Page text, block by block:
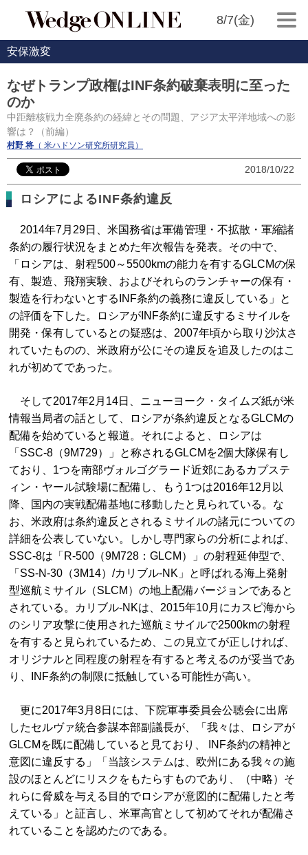
8/7(金)
安保激変
なぜトランプ政権はINF条約破棄表明に至った
のか
中距離核戦力全廃条約の経緯とその問題、アジア太平洋地域への影
響は？（前編）
村野 将 （ 米ハドソン研究所研究員）
2018/10/22
ロシアによるINF条約違反
2014年7月29日、米国務省は軍備管理・不拡散・軍縮諸
条約の履行状況をまとめた年次報告を発表。その中で、
「ロシアは、射程500～5500kmの能力を有するGLCMの保
有、製造、飛翔実験、およびそれらのランチャーの保有・
製造を行わないとするINF条約の義務に違反している」と
の評価を下した。ロシアがINF条約に違反するミサイルを
開発・保有しているとの疑惑は、2007年頃から取り沙汰さ
れていたものの、米政府が公にその違反を追及したのはこ
れが初めてであった。
そして2017年2月14日、ニューヨーク・タイムズ紙が米
情報当局者の話として、ロシアが条約違反となるGLCMの
配備を始めていると報道。それによると、ロシアは
「SSC-8（9M729）」と称されるGLCMを2個大隊保有し
ており、1つを南部ヴォルゴグラード近郊にあるカプステ
ィン・ヤール試験場に配備し、もう1つは2016年12月以
降、国内の実戦配備基地に移動したと見られている。な
お、米政府は条約違反とされるミサイルの諸元についての
詳細を公表していない。しかし専門家らの分析によれば、
SSC-8は「R-500（9M728：GLCM）」の射程延伸型で、
「SS-N-30（3M14）/カリブル-NK」と呼ばれる海上発射
型巡航ミサイル（SLCM）の地上配備バージョンであると
されている。カリブル-NKは、2015年10月にカスピ海から
のシリア攻撃に使用された巡航ミサイルで2500kmの射程
を有すると見られているため、この見立てが正しければ、
オリジナルと同程度の射程を有すると考えるのが妥当であ
り、INF条約の制限に抵触している可能性が高い。
更に2017年3月8日には、下院軍事委員会公聴会に出席
したセルヴァ統合参謀本部副議長が、「我々は、ロシアが
GLCMを既に配備していると見ており、 INF条約の精神と
意図に違反する」「当該システムは、欧州にある我々の施
設のほとんどにリスクをもたらすものであり、（中略）そ
れらに脅威を与える目的でロシアが意図的に配備したと考
えている」と証言し、米軍高官として初めてそれが配備さ
れていることを認めたのである。